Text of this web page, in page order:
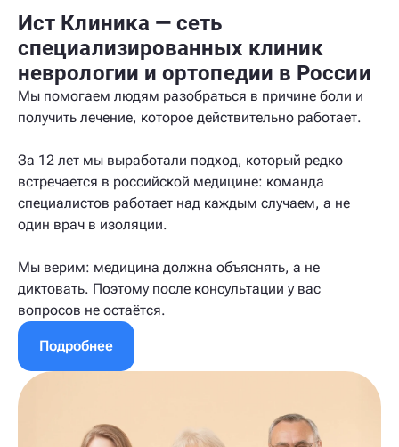
Ист Клиника — сеть
специализированных клиник
неврологии и ортопедии в России
Мы помогаем людям разобраться в причине боли и
получить лечение, которое действительно работает.
За 12 лет мы выработали подход, который редко
встречается в российской медицине: команда
специалистов работает над каждым случаем, а не
один врач в изоляции.
Мы верим: медицина должна объяснять, а не
диктовать. Поэтому после консультации у вас
вопросов не остаётся.
Подробнее